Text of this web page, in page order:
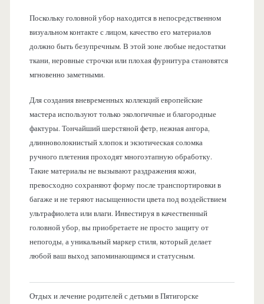
Поскольку головной убор находится в непосредственном
визуальном контакте с лицом, качество его материалов
должно быть безупречным. В этой зоне любые недостатки
ткани, неровные строчки или плохая фурнитура становятся
мгновенно заметными.
Для создания вневременных коллекций европейские
мастера используют только экологичные и благородные
фактуры. Тончайший шерстяной фетр, нежная ангора,
длинноволокнистый хлопок и экзотическая соломка
ручного плетения проходят многоэтапную обработку.
Такие материалы не вызывают раздражения кожи,
превосходно сохраняют форму после транспортировки в
багаже и не теряют насыщенности цвета под воздействием
ультрафиолета или влаги. Инвестируя в качественный
головной убор, вы приобретаете не просто защиту от
непогоды, а уникальный маркер стиля, который делает
любой ваш выход запоминающимся и статусным.
Отдых и лечение родителей с детьми в Пятигорске